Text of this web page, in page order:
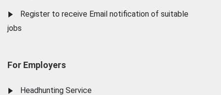
Register to receive Email notification of suitable
jobs
For Employers
Headhunting Service